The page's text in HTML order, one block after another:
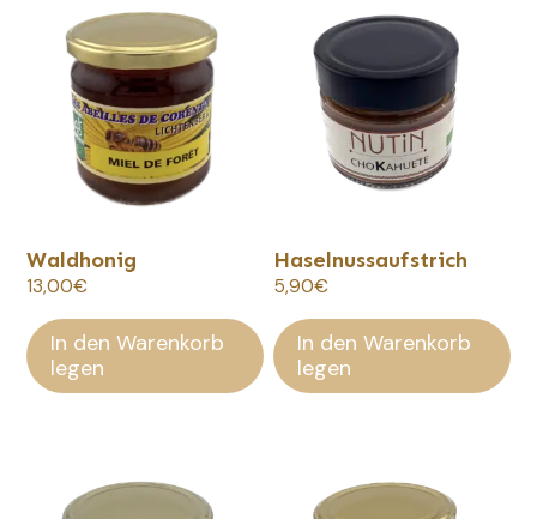
Waldhonig
13,00€
In den Warenkorb
legen
Haselnussaufstrich
5,90€
In den Warenkorb
legen